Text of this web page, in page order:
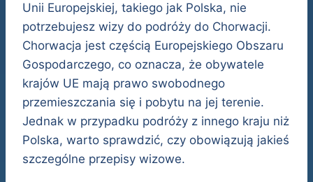
Unii Europejskiej, takiego jak Polska, nie
potrzebujesz wizy do podróży do Chorwacji.
Chorwacja jest częścią Europejskiego Obszaru
Gospodarczego, co oznacza, że obywatele
krajów UE mają prawo swobodnego
przemieszczania się i pobytu na jej terenie.
Jednak w przypadku podróży z innego kraju niż
Polska, warto sprawdzić, czy obowiązują jakieś
szczególne przepisy wizowe.